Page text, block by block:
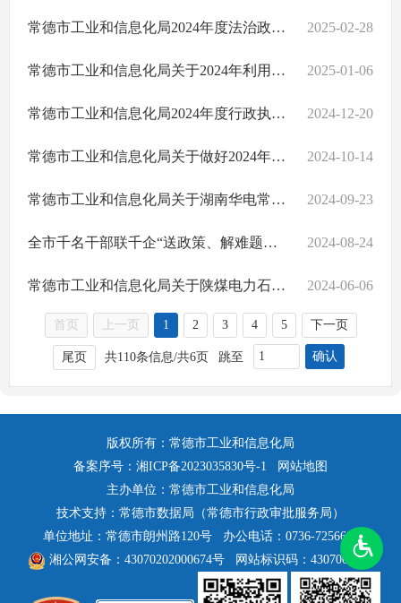
常德市工业和信息化局2024年度法治政府建设工作报告 2025-02-28
常德市工业和信息化局关于2024年利用技术标准推动落后产能退出情况公告 2025-01-06
常德市工业和信息化局2024年度行政执法工作情况报告 2024-12-20
常德市工业和信息化局关于做好2024年度工程系列初级专业技术职称评审工作的通知 2024-10-14
常德市工业和信息化局关于湖南华电常德发电有限公司工业固体废物资源综合利用信息公布 2024-09-23
全市千名干部联千企“送政策、解难题、优服务”行动方案 2024-08-24
常德市工业和信息化局关于陕煤电力石门有限公司等2家企业工业固体废物资源综合利用信息公布 2024-06-06
首页 上一页 1 2 3 4 5 下一页
尾页 共110条信息/共6页 跳至 确认
版权所有：常德市工业和信息化局
备案序号： 湘ICP备2023035830号-1
网站地图
主办单位：常德市工业和信息化局
技术支持：常德市数据局（常德市行政审批服务局）
单位地址：常德市朗州路120号
办公电话：0736-7256603
湘公网安备：43070202000674号
网站标识码：4307000055